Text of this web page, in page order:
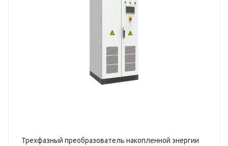
Трехфазный преобразователь накопленной энергии